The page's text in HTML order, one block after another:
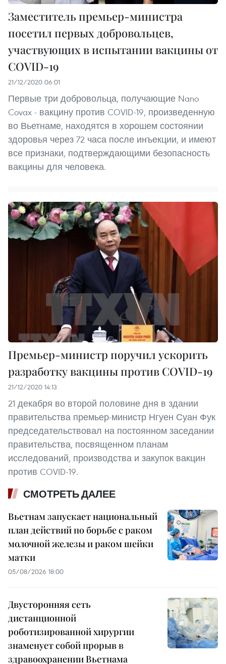
Заместитель премьер-министра
посетил первых добровольцев,
участвующих в испытании вакцины от
COVID-19
21/12/2020 06:01
Первые три добровольца, получающие Nano
Covax - вакцину против COVID-19, произведенную
во Вьетнаме, находятся в хорошем состоянии
здоровья через 72 часа после инъекции, и имеют
все признаки, подтверждающими безопасность
вакцины для человека.
Премьер-министр поручил ускорить
разработку вакцины против COVID-19
21/12/2020 14:13
21 декабря во второй половине дня в здании
правительства премьер-министр Нгуен Суан Фук
председательствовал на постоянном заседании
правительства, посвященном планам
исследований, производства и закупок вакцин
против COVID-19.
СМОТРЕТЬ ДАЛЕЕ
Вьетнам запускает национальный
план действий по борьбе с раком
молочной железы и раком шейки
матки
05/08/2026 18:00
Двусторонняя сеть
дистанционной
роботизированной хирургии
знаменует собой прорыв в
здравоохранении Вьетнама